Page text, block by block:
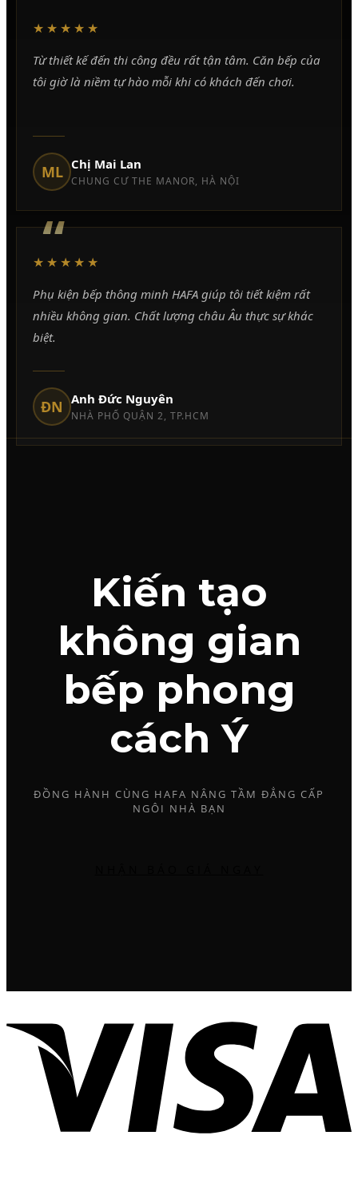
★★★★★
Từ thiết kế đến thi công đều rất tận tâm. Căn bếp của
tôi giờ là niềm tự hào mỗi khi có khách đến chơi.
ML Chị Mai Lan
CHUNG CƯ THE MANOR, HÀ NỘI
“
★★★★★
Phụ kiện bếp thông minh HAFA giúp tôi tiết kiệm rất
nhiều không gian. Chất lượng châu Âu thực sự khác
biệt.
ĐN Anh Đức Nguyên
NHÀ PHỐ QUẬN 2, TP.HCM
Kiến tạo
không gian
bếp phong
cách Ý
ĐỒNG HÀNH CÙNG HAFA NÂNG TẦM ĐẲNG CẤP
NGÔI NHÀ BẠN